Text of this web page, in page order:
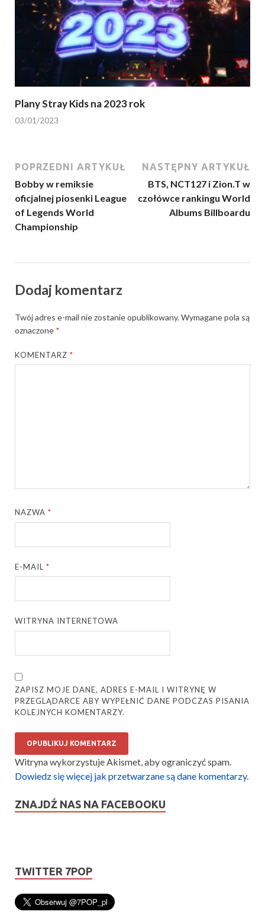
Plany Stray Kids na 2023 rok
03/01/2023
POPRZEDNI ARTYKUŁ
Bobby w remiksie
oficjalnej piosenki League
of Legends World
Championship
NASTĘPNY ARTYKUŁ
BTS, NCT127 i Zion.T w
czołówce rankingu World
Albums Billboardu
Dodaj komentarz
Twój adres e-mail nie zostanie opublikowany.Wymagane pola są
oznaczone *
KOMENTARZ*
NAZWA*
E-MAIL*
WITRYNA INTERNETOWA
ZAPISZ MOJE DANE, ADRES E-MAIL I WITRYNĘ W
PRZEGLĄDARCE ABY WYPEŁNIĆ DANE PODCZAS PISANIA
KOLEJNYCH KOMENTARZY.
Witryna wykorzystuje Akismet, aby ograniczyć spam.
Dowiedz się więcej jak przetwarzane są dane komentarzy.
ZNAJDŹ NAS NA FACEBOOKU
TWITTER 7POP